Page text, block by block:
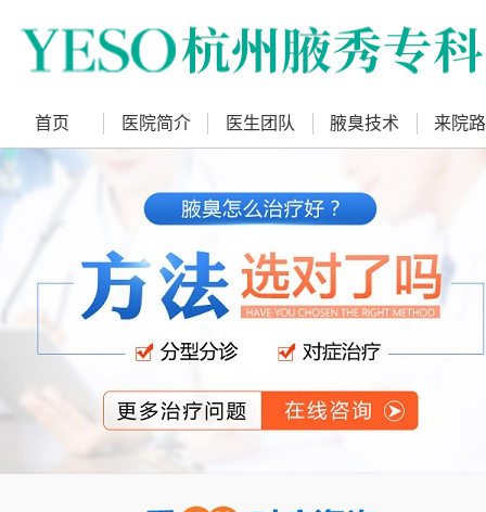
首页 医院简介 医生团队 腋臭技术 来院